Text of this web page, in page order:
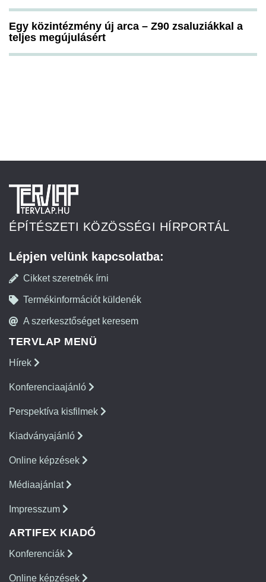
Egy közintézmény új arca – Z90 zsaluziákkal a
teljes megújulásért
ÉPÍTÉSZETI KÖZÖSSÉGI HÍRPORTÁL
Lépjen velünk kapcsolatba:
Cikket szeretnék írni
Termékinformációt küldenék
A szerkesztőséget keresem
TERVLAP MENÜ
Hírek
Konferenciaajánló
Perspektíva kisfilmek
Kiadványajánló
Online képzések
Médiaajánlat
Impresszum
ARTIFEX KIADÓ
Konferenciák
Online képzések